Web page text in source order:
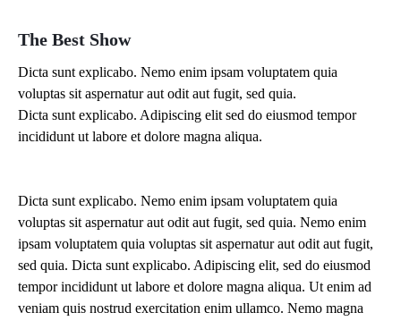
The Best Show
Dicta sunt explicabo. Nemo enim ipsam voluptatem quia
voluptas sit aspernatur aut odit aut fugit, sed quia.
Dicta sunt explicabo. Adipiscing elit sed do eiusmod tempor
incididunt ut labore et dolore magna aliqua.
Dicta sunt explicabo. Nemo enim ipsam voluptatem quia
voluptas sit aspernatur aut odit aut fugit, sed quia. Nemo enim
ipsam voluptatem quia voluptas sit aspernatur aut odit aut fugit,
sed quia. Dicta sunt explicabo. Adipiscing elit, sed do eiusmod
tempor incididunt ut labore et dolore magna aliqua. Ut enim ad
veniam quis nostrud exercitation enim ullamco. Nemo magna